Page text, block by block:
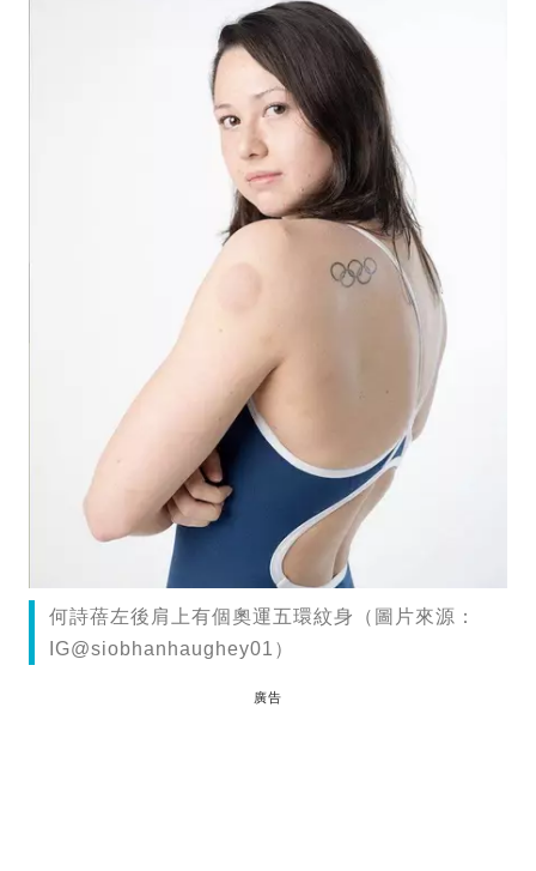
何詩蓓左後肩上有個奧運五環紋身（圖片來源：
IG@siobhanhaughey01）
廣告